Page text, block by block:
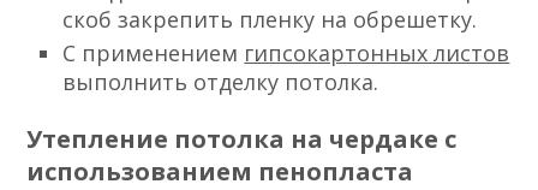
скоб закрепить пленку на обрешетку.
С применением гипсокартонных листов
выполнить отделку потолка.
Утепление потолка на чердаке с
использованием пенопласта